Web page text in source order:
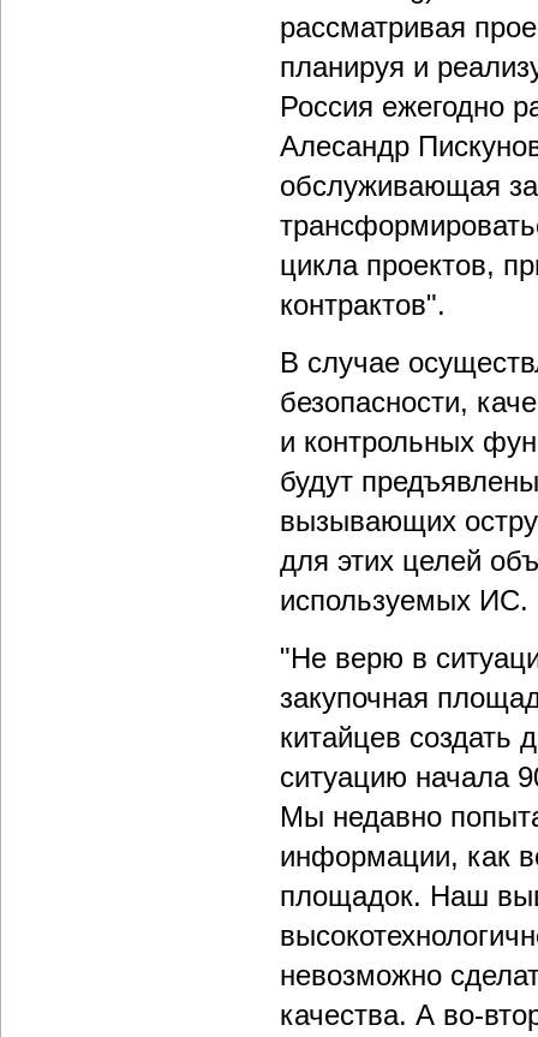
рассматривая
планируя и
Россия ежегодно
Алесандр
обслуживающая
цикла проектов,
контрактов".
В случае
безопасности,
и контрольных
будут
вызывающих
для этих целей
используемых ИС.
"Не верю в
закупочная
китайцев
ситуацию начала
Мы недавно
информации, как
площадок. Наш
невозможно
качества. А во-